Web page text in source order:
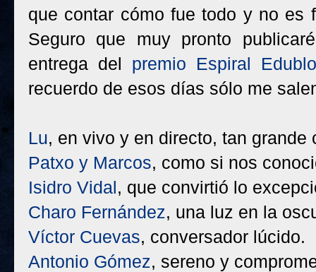
que contar cómo fue todo y no es
Seguro que muy pronto
entrega del premio Espiral
recuerdo de esos días sólo me
Lu, en vivo y en directo, tan grande
Patxo y Marcos, como si nos
Isidro Vidal, que convirtió lo
Charo Fernández, una luz en la
Víctor Cuevas, conversador lúcido.
Antonio Gómez, sereno y